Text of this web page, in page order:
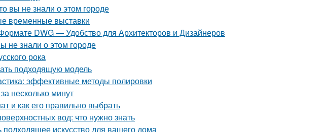
вы не знали о этом городе
временные выставки
DWG — Удобство для Архитекторов и Дизайнеров
не знали о этом городе
рока
подходящую модель
эффективные методы полировки
несколько минут
и как его правильно выбрать
вод: что нужно знать
искусство для вашего дома